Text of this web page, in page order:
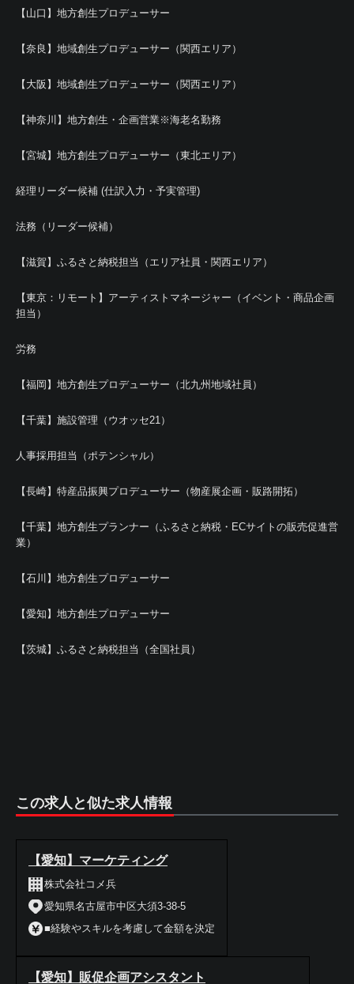
【山口】地方創生プロデューサー
【奈良】地域創生プロデューサー（関西エリア）
【大阪】地域創生プロデューサー（関西エリア）
【神奈川】地方創生・企画営業※海老名勤務
【宮城】地方創生プロデューサー（東北エリア）
経理リーダー候補 (仕訳入力・予実管理)
法務（リーダー候補）
【滋賀】ふるさと納税担当（エリア社員・関西エリア）
【東京：リモート】アーティストマネージャー（イベント・商品企画
担当）
労務
【福岡】地方創生プロデューサー（北九州地域社員）
【千葉】施設管理（ウオッセ21）
人事採用担当（ポテンシャル）
【長崎】特産品振興プロデューサー（物産展企画・販路開拓）
【千葉】地方創生プランナー（ふるさと納税・ECサイトの販売促進営
業）
【石川】地方創生プロデューサー
【愛知】地方創生プロデューサー
【茨城】ふるさと納税担当（全国社員）
この求人と似た求人情報
【愛知】マーケティング
株式会社コメ兵
愛知県名古屋市中区大須3-38-5
■経験やスキルを考慮して金額を決定
【愛知】販促企画アシスタント